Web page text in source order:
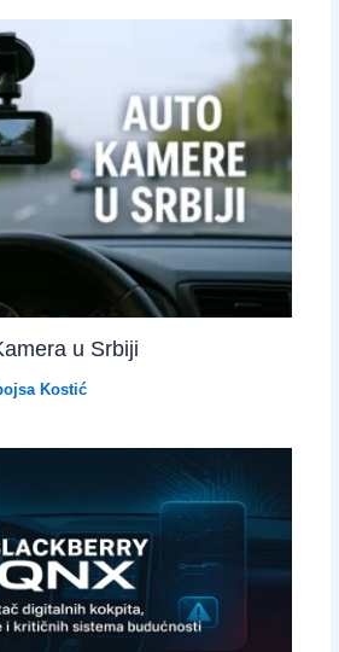
u Srbiji
Kostić